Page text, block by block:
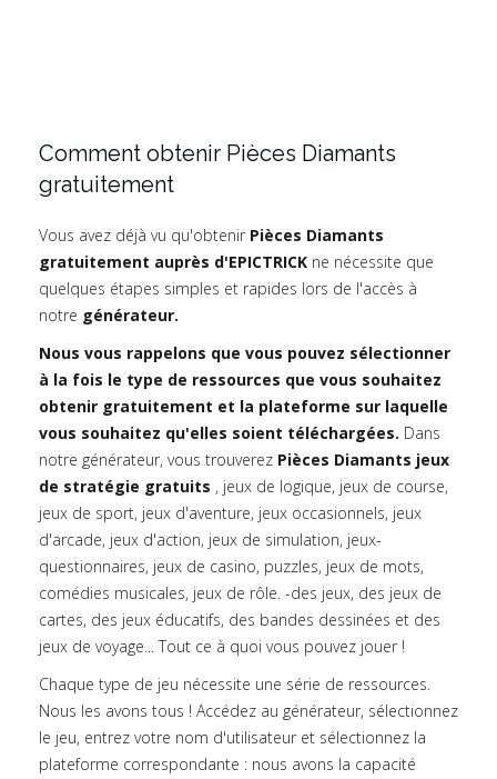
Comment obtenir Pièces Diamants
gratuitement
Vous avez déjà vu qu'obtenir Pièces Diamants
gratuitement auprès d'EPICTRICK ne nécessite que
quelques étapes simples et rapides lors de l'accès à
notre générateur.
Nous vous rappelons que vous pouvez sélectionner
à la fois le type de ressources que vous souhaitez
obtenir gratuitement et la plateforme sur laquelle
vous souhaitez qu'elles soient téléchargées. Dans
notre générateur, vous trouverez Pièces Diamants jeux
de stratégie gratuits , jeux de logique, jeux de course,
jeux de sport, jeux d'aventure, jeux occasionnels, jeux
d'arcade, jeux d'action, jeux de simulation, jeux-
questionnaires, jeux de casino, puzzles, jeux de mots,
comédies musicales, jeux de rôle. -des jeux, des jeux de
cartes, des jeux éducatifs, des bandes dessinées et des
jeux de voyage... Tout ce à quoi vous pouvez jouer !
Chaque type de jeu nécessite une série de ressources.
Nous les avons tous ! Accédez au générateur, sélectionnez
le jeu, entrez votre nom d'utilisateur et sélectionnez la
plateforme correspondante : nous avons la capacité